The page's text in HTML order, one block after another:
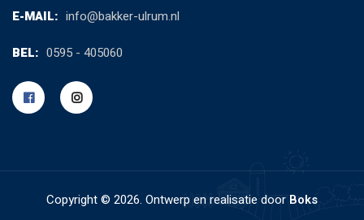
E-MAIL: info@bakker-ulrum.nl
BEL: 0595 - 405060
Copyright © 2026. Ontwerp en realisatie door Boks